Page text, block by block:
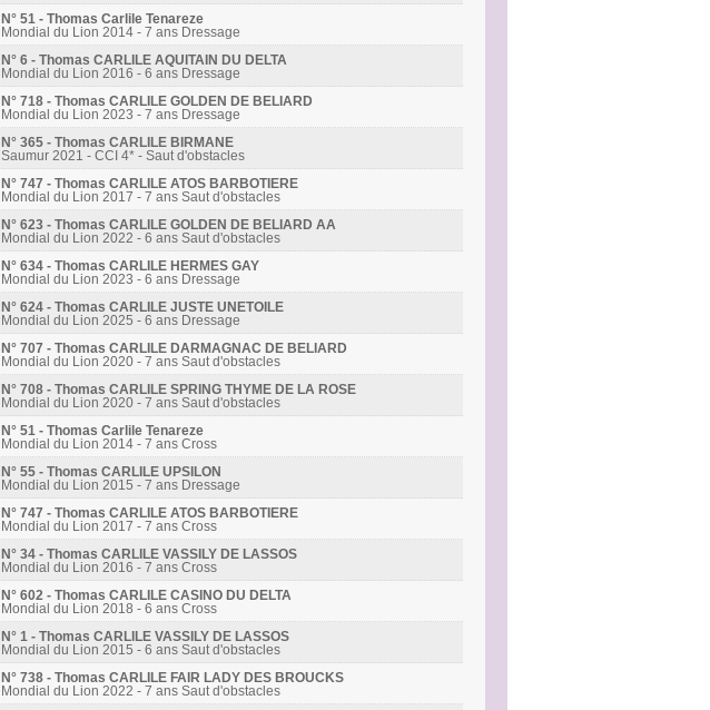
N° 51 - Thomas Carlile Tenareze
Mondial du Lion 2014 - 7 ans Dressage
N° 6 - Thomas CARLILE AQUITAIN DU DELTA
Mondial du Lion 2016 - 6 ans Dressage
N° 718 - Thomas CARLILE GOLDEN DE BELIARD
Mondial du Lion 2023 - 7 ans Dressage
N° 365 - Thomas CARLILE BIRMANE
Saumur 2021 - CCI 4* - Saut d'obstacles
N° 747 - Thomas CARLILE ATOS BARBOTIERE
Mondial du Lion 2017 - 7 ans Saut d'obstacles
N° 623 - Thomas CARLILE GOLDEN DE BELIARD AA
Mondial du Lion 2022 - 6 ans Saut d'obstacles
N° 634 - Thomas CARLILE HERMES GAY
Mondial du Lion 2023 - 6 ans Dressage
N° 624 - Thomas CARLILE JUSTE UNETOILE
Mondial du Lion 2025 - 6 ans Dressage
N° 707 - Thomas CARLILE DARMAGNAC DE BELIARD
Mondial du Lion 2020 - 7 ans Saut d'obstacles
N° 708 - Thomas CARLILE SPRING THYME DE LA ROSE
Mondial du Lion 2020 - 7 ans Saut d'obstacles
N° 51 - Thomas Carlile Tenareze
Mondial du Lion 2014 - 7 ans Cross
N° 55 - Thomas CARLILE UPSILON
Mondial du Lion 2015 - 7 ans Dressage
N° 747 - Thomas CARLILE ATOS BARBOTIERE
Mondial du Lion 2017 - 7 ans Cross
N° 34 - Thomas CARLILE VASSILY DE LASSOS
Mondial du Lion 2016 - 7 ans Cross
N° 602 - Thomas CARLILE CASINO DU DELTA
Mondial du Lion 2018 - 6 ans Cross
N° 1 - Thomas CARLILE VASSILY DE LASSOS
Mondial du Lion 2015 - 6 ans Saut d'obstacles
N° 738 - Thomas CARLILE FAIR LADY DES BROUCKS
Mondial du Lion 2022 - 7 ans Saut d'obstacles